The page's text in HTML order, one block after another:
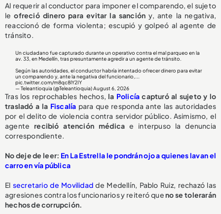
Al requerir al conductor para imponer el comparendo, el sujeto
leofreció dinero para evitar la sanción y, ante la negativa,
reaccionó de forma violenta; escupió y golpeó al agente de
tránsito.
Un ciudadano fue capturado durante un operativo contra el mal parqueo en la
av. 33, en Medellín, tras presuntamente agredir a un agente de tránsito.
Según las autoridades, el conductor habría intentado ofrecer dinero para evitar
un comparendo y, ante la negativa del funcionario,...
pic.twitter.com/m8qc8lY2IY
— Teleantioquia (@Teleantioquia)August 6, 2026
Tras los reprochables hechos,la Policía capturó al sujeto y lo
trasladó a la Fiscalía para que responda ante las autoridades
por el delito de violencia contra servidor público. Asimismo, el
agenterecibió atención médica e interpuso la denuncia
correspondiente.
No deje de leer: En La Estrella le pondrán ojo a quienes lavan el
carro en vía pública
El secretario de Movilidad de Medellín, Pablo Ruiz, rechazó las
agresiones contra los funcionarios y reiteró queno se tolerarán
hechos de corrupción.